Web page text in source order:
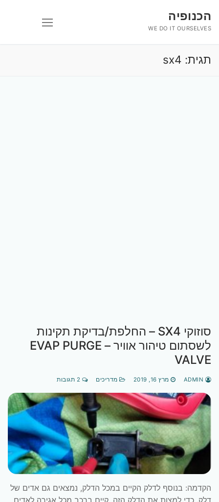
לתוכןהכנופיה
WE DO IT OURSELVES
תגית: sx4
סוזוקי SX4 – החלפת/בדיקת תקינות
לשסתום טיהור אוויר – EVAP PURGE
VALVE
מרץ 16, 2019 מדריכים
הקדמה: בנוסף לדלק הקיים במכל הדלק, נמצאים גם אדים של